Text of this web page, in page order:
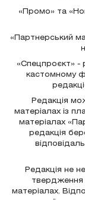
«Промо» та
«Партнерський
«Спецпроєкт» -
кастомному
Редакція
матеріалах із
матеріалах
редакція
Редакція не
твердження
матеріалах.